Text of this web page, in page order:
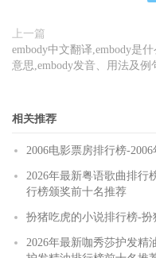
上一篇
embody中文翻译,embody是什
意思,embody发音、用法及例
相关推荐
2006电影票房排行榜-
2026年最新粤语歌曲排行
行榜颁奖前十名推荐
扮猪吃虎的小说排行榜-
2026年最新咖秀莎护发精